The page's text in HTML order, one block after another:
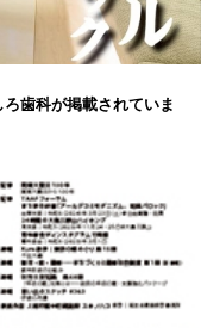
歯科が掲載されていま